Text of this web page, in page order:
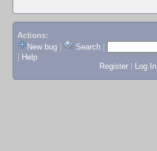
Actions:
New bug
Search
Help
Register
Log In